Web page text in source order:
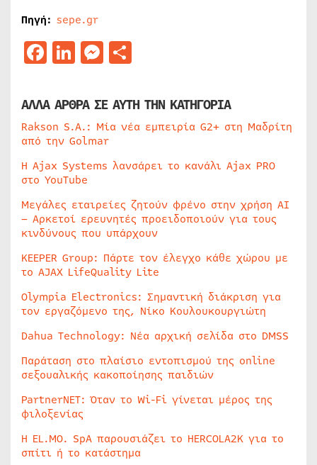
Πηγή: sepe.gr
Facebook
LinkedIn
Messenger
ΑΛΛΑ ΑΡΘΡΑ ΣΕ ΑΥΤΗ ΤΗΝ ΚΑΤΗΓΟΡΙΑ
Rakson S.A.: Μία νέα εμπειρία G2+ στη Μαδρίτη
από την Golmar
Η Ajax Systems λανσάρει το κανάλι Ajax PRO
στο YouTube
Μεγάλες εταιρείες ζητούν φρένο στην χρήση AI
– Αρκετοί ερευνητές προειδοποιούν για τους
κινδύνους που υπάρχουν
KEEPER Group: Πάρτε τον έλεγχο κάθε χώρου με
το AJAX LifeQuality Lite
Olympia Electronics: Σημαντική διάκριση για
τον εργαζόμενο της, Νίκο Κουλουκουργιώτη
Dahua Technology: Νέα αρχική σελίδα στο DMSS
Παράταση στο πλαίσιο εντοπισμού της online
σεξουαλικής κακοποίησης παιδιών
PartnerNET: Όταν το Wi-Fi γίνεται μέρος της
φιλοξενίας
Η EL.MO. SpA παρουσιάζει το HERCOLA2K για το
σπίτι ή το κατάστημα